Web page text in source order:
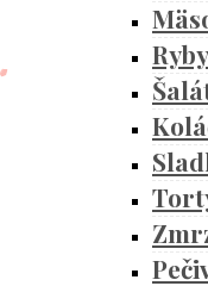
Ryby